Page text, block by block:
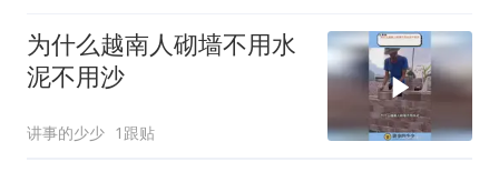
为什么越南人砌墙不用水
泥不用沙
讲事的少少 1跟贴